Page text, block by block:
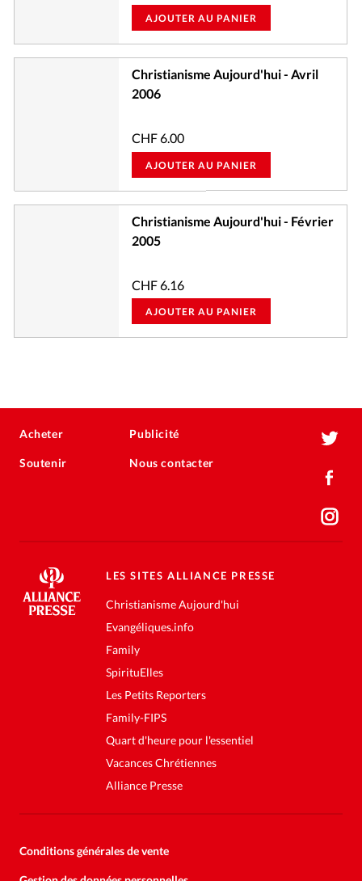
AJOUTER AU PANIER
Christianisme Aujourd'hui - Avril
2006
CHF6.00
AJOUTER AU PANIER
Christianisme Aujourd'hui - Février
2005
CHF6.16
AJOUTER AU PANIER
Acheter
Soutenir
Publicité
Nous contacter
LES SITES ALLIANCE PRESSE
Christianisme Aujourd'hui
Evangéliques.info
Family
SpirituElles
Les Petits Reporters
Family-FIPS
Quart d'heure pour l'essentiel
Vacances Chrétiennes
Alliance Presse
Conditions générales de vente